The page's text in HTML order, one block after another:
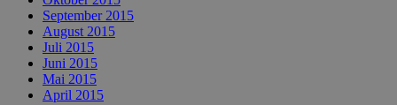
September 2015
August 2015
Juli 2015
Juni 2015
Mai 2015
April 2015